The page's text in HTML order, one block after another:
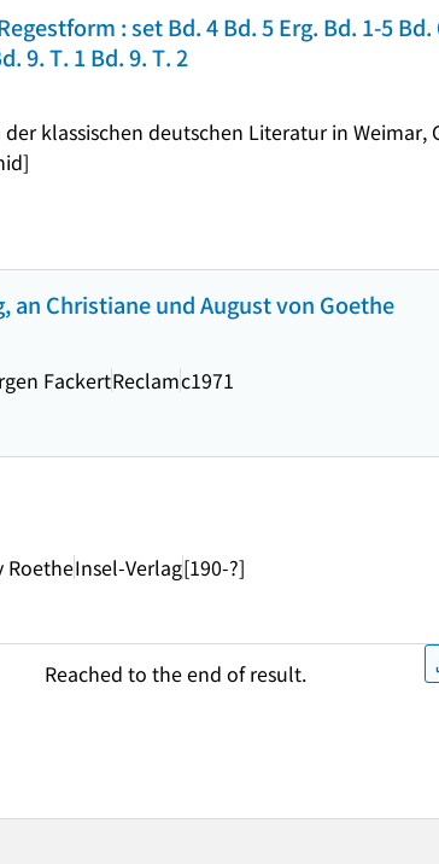
: set Bd. 4 Bd. 5 Erg. Bd. 1-5 Bd.
9. T. 1 Bd. 9. T. 2
klassischen deutschen Literatur in
an Christiane und August von Goethe
FackertReclamc1971
RoetheInsel-Verlag[190-?]
Reached to the end of result.